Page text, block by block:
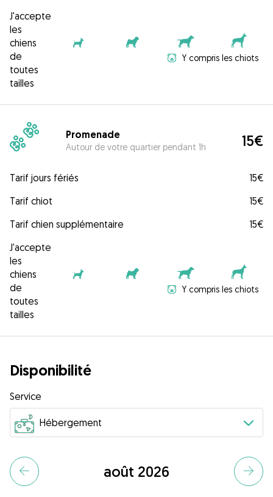
J'accepte
les
chiens
de
toutes
tailles
Y compris les chiots
Promenade
Autour de votre quartier pendant 1h 15€
Tarif jours fériés
15€
Tarif chiot
15€
Tarif chien supplémentaire
15€
J'accepte
les
chiens
de
toutes
tailles
Y compris les chiots
Disponibilité
Service
août 2026